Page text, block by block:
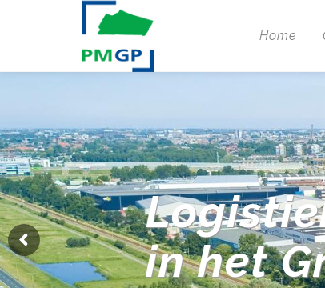
Home
in het